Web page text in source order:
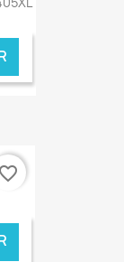
favorite_border